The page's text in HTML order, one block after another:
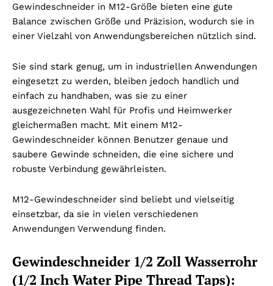
Gewindeschneider in M12-Größe bieten eine gute
Balance zwischen Größe und Präzision, wodurch sie in
einer Vielzahl von Anwendungsbereichen nützlich sind.
Sie sind stark genug, um in industriellen Anwendungen
eingesetzt zu werden, bleiben jedoch handlich und
einfach zu handhaben, was sie zu einer
ausgezeichneten Wahl für Profis und Heimwerker
gleichermaßen macht. Mit einem M12-
Gewindeschneider können Benutzer genaue und
saubere Gewinde schneiden, die eine sichere und
robuste Verbindung gewährleisten.
M12-Gewindeschneider sind beliebt und vielseitig
einsetzbar, da sie in vielen verschiedenen
Anwendungen Verwendung finden.
Gewindeschneider 1/2 Zoll Wasserrohr
(1/2 Inch Water Pipe Thread Taps):